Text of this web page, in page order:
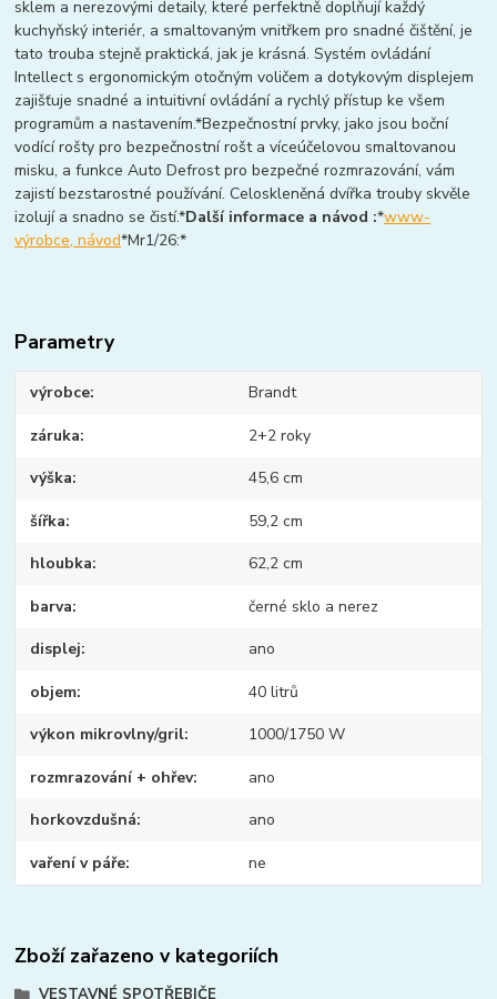
sklem a nerezovými detaily, které perfektně doplňují každý
kuchyňský interiér, a smaltovaným vnitřkem pro snadné čištění, je
tato trouba stejně praktická, jak je krásná. Systém ovládání
Intellect s ergonomickým otočným voličem a dotykovým displejem
zajišťuje snadné a intuitivní ovládání a rychlý přístup ke všem
programům a nastavením.*Bezpečnostní prvky, jako jsou boční
vodící rošty pro bezpečnostní rošt a víceúčelovou smaltovanou
misku, a funkce Auto Defrost pro bezpečné rozmrazování, vám
zajistí bezstarostné používání. Celoskleněná dvířka trouby skvěle
izolují a snadno se čistí.*Další informace a návod :*www-
výrobce, návod*Mr1/26:*
Parametry
výrobce Brandt
záruka 2+2 roky
výška 45,6 cm
šířka 59,2 cm
hloubka 62,2 cm
barva černé sklo a nerez
displej ano
objem 40 litrů
výkon mikrovlny/gril 1000/1750 W
rozmrazování + ohřev ano
horkovzdušná ano
vaření v páře ne
Zboží zařazeno v kategoriích
VESTAVNÉ SPOTŘEBIČE